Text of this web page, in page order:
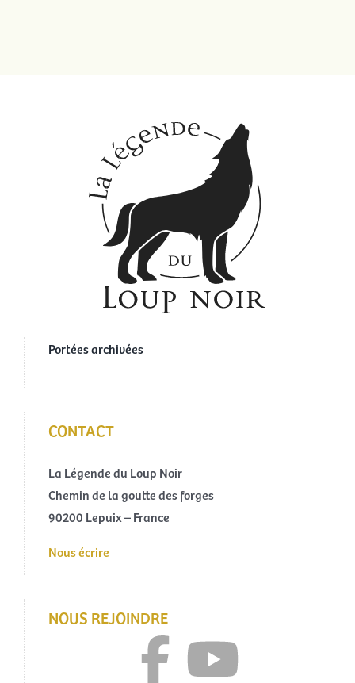
Portées archivées
CONTACT
La Légende du Loup Noir
Chemin de la goutte des forges
90200 Lepuix – France
Nous écrire
NOUS REJOINDRE